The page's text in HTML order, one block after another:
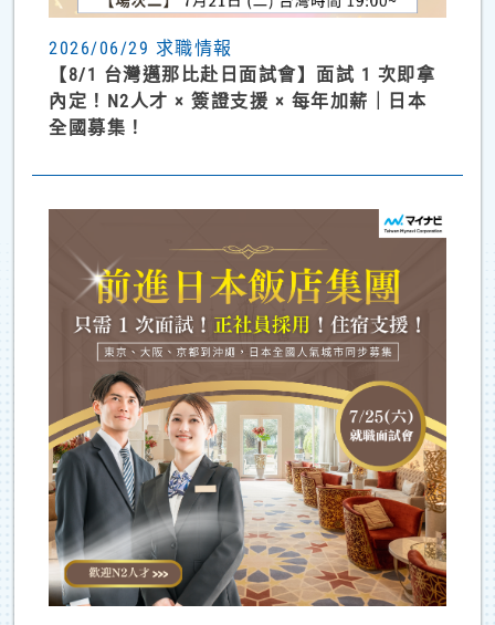
2026/06/29 求職情報
【8/1 台灣邁那比赴日面試會】面試 1 次即拿
內定！N2人才 × 簽證支援 × 每年加薪｜日本
全國募集！